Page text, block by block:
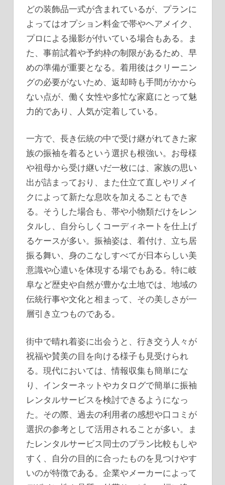
どの装飾品一式が含まれているが、プランに
よってはオプション料金で帯やヘアメイク、
プロによる撮影が付いている場合もある。ま
た、事前試着や予約枠の制限があるため、早
めの準備が重要となる。着用後はクリーニン
グの必要がないため、返却時も手間がかから
ない点が、働く女性や多忙な家庭にとって魅
力的であり、人気が定着している。
一方で、長き伝統の中で受け継がれてきた家
族の振袖を着るという選択も根強い。お母様
や祖母から受け継いだ一枚には、家族の思い
出が詰まっており、また仕立て直しやリメイ
クによって新たな息吹を加えることもでき
る。そうした場合も、帯や小物類だけをレン
タルし、自分らしくコーディネートを仕上げ
るケースが多い。振袖姿は、着付け、立ち居
振る舞い、身のこなしすべてが日本らしい美
意識や心遣いを体現する場でもある。特に岐
阜など歴史や自然が豊かな土地では、地域の
伝統行事や文化と相まって、その美しさが一
層引き立つものである。
街中で晴れ着姿に出会うと、行き交う人々が
祝福や賛美の目を向ける様子も見受けられ
る。現代においては、情報収集も簡単にな
り、インターネットやカタログで簡単に振袖
レンタルサービスを検討できるようになっ
た。その際、過去の利用者の感想や口コミが
選択の参考として活用されることが多い。ま
たレンタルサービス同士のプラン比較もしや
すく、自分の目的に合ったものを見つけやす
いのが特徴である。企業やメーカーによって